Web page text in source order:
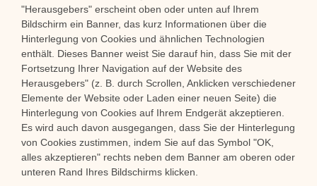
"Herausgebers" erscheint oben oder unten auf Ihrem
Bildschirm ein Banner, das kurz Informationen über die
Hinterlegung von Cookies und ähnlichen Technologien
enthält. Dieses Banner weist Sie darauf hin, dass Sie mit der
Fortsetzung Ihrer Navigation auf der Website des
Herausgebers" (z. B. durch Scrollen, Anklicken verschiedener
Elemente der Website oder Laden einer neuen Seite) die
Hinterlegung von Cookies auf Ihrem Endgerät akzeptieren.
Es wird auch davon ausgegangen, dass Sie der Hinterlegung
von Cookies zustimmen, indem Sie auf das Symbol "OK,
alles akzeptieren" rechts neben dem Banner am oberen oder
unteren Rand Ihres Bildschirms klicken.